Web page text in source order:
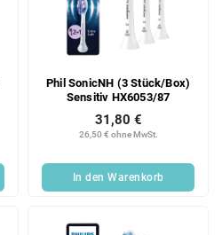
Phil SonicNH (3 Stück/Box)
Sensitiv HX6053/87
26,50 € ohne MwSt.
31,80 €
In den Warenkorb